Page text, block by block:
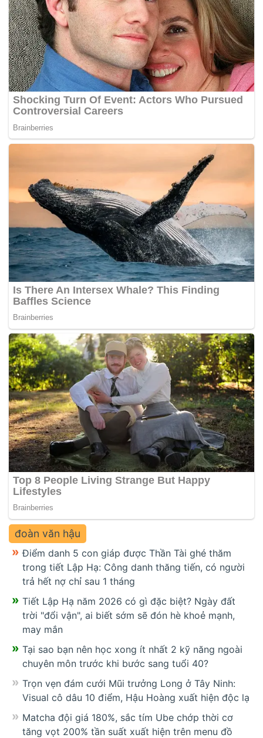
đoàn văn hậu
Điểm danh 5 con giáp được Thần Tài ghé thăm
trong tiết Lập Hạ: Công danh thăng tiến, có người
trả hết nợ chỉ sau 1 tháng
Tiết Lập Hạ năm 2026 có gì đặc biệt? Ngày đất
trời "đổi vận", ai biết sớm sẽ đón hè khoẻ mạnh,
may mắn
Tại sao bạn nên học xong ít nhất 2 kỹ năng ngoài
chuyên môn trước khi bước sang tuổi 40?
Trọn vẹn đám cưới Mũi trưởng Long ở Tây Ninh:
Visual cô dâu 10 điểm, Hậu Hoàng xuất hiện độc lạ
Matcha đội giá 180%, sắc tím Ube chớp thời cơ
tăng vọt 200% tần suất xuất hiện trên menu đồ